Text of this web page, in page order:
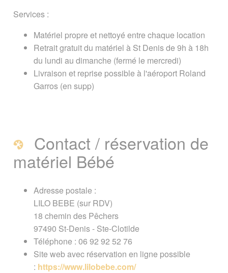
Activités et loisirs
& guides touristiques/Lilo Bébé :
Location de matériel
Signaler une erreur ou Proposer une
amélioration
Services :
Matériel propre et nettoyé entre chaque location
Retrait gratuit du matériel à St Denis de 9h à 18h
du lundi au dimanche (fermé le mercredi)
Livraison et reprise possible à l'aéroport Roland
Garros (en supp)
Contact / réservation de
matériel Bébé
Adresse postale :
LILO BEBE (sur RDV)
18 chemin des Pêchers
97490 St-Denis - Ste-Clotilde
Téléphone : 06 92 92 52 76
Site web avec réservation en ligne possible
: https://www.lilobebe.com/